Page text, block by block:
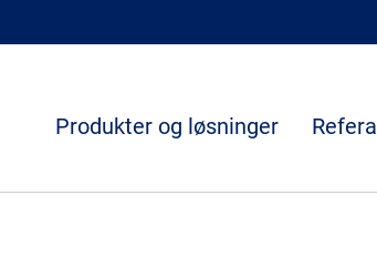
Produkter og løsninger